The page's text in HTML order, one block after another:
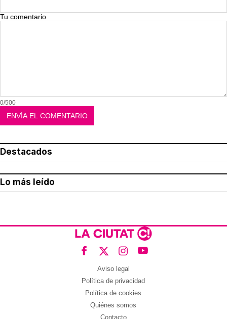
Tu comentario
0/500
Destacados
Lo más leído
Aviso legal
Política de privacidad
Política de cookies
Quiénes somos
Contacto